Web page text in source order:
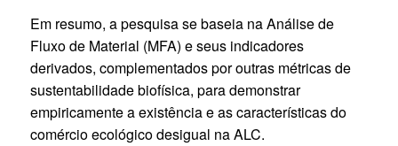
Em resumo, a pesquisa se baseia na Análise de
Fluxo de Material (MFA) e seus indicadores
derivados, complementados por outras métricas de
sustentabilidade biofísica, para demonstrar
empiricamente a existência e as características do
comércio ecológico desigual na ALC.